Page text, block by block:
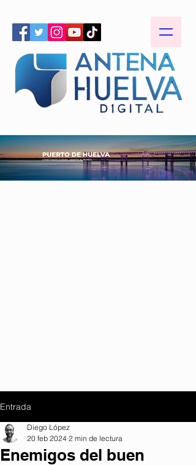
Entrada
Enemigos del buen
Diego López
20 feb 2024 2 min de lectura